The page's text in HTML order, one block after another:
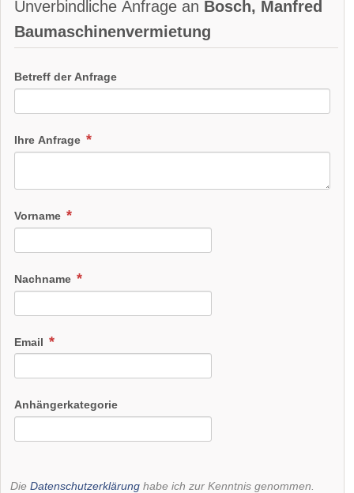
Unverbindliche Anfrage an Bosch, Manfred
Baumaschinenvermietung
Betreff der Anfrage
Ihre Anfrage
Vorname
Nachname
Email
Anhängerkategorie
Die Datenschutzerklärung habe ich zur Kenntnis genommen.